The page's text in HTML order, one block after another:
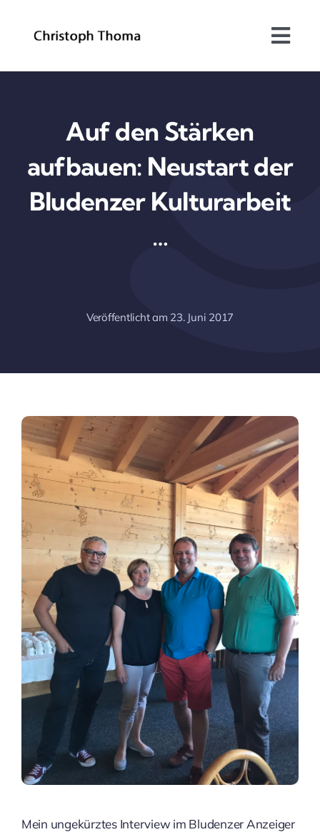
Über mich
Bundesrat
Arbeitsschwerpunkte
Blog
Auf den Stärken
aufbauen: Neustart der
Bludenzer Kulturarbeit
…
Veröffentlicht am 23. Juni 2017
Mein ungekürztes Interview im Bludenzer Anzeiger